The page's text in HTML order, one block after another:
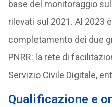
base del monitoraggio
rilevati sul 2021. Al 2023
completamento dei due
PNRR: la rete di
Servizio Civile Digitale,
Qualificazione e